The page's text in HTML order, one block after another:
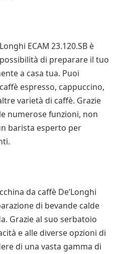
ECAM 23.120.SB è
di preparare il tuo
a casa tua. Puoi
espresso, cappuccino,
varietà di caffè. Grazie
numerose funzioni, non
barista esperto per
da caffè De’Longhi
di bevande calde
Grazie al suo serbatoio
e alle diverse opzioni di
di una vasta gamma di